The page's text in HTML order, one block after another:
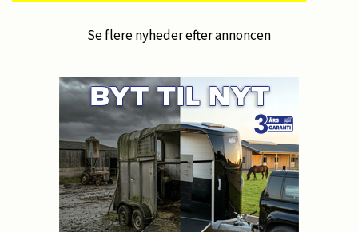
Se flere nyheder efter annoncen